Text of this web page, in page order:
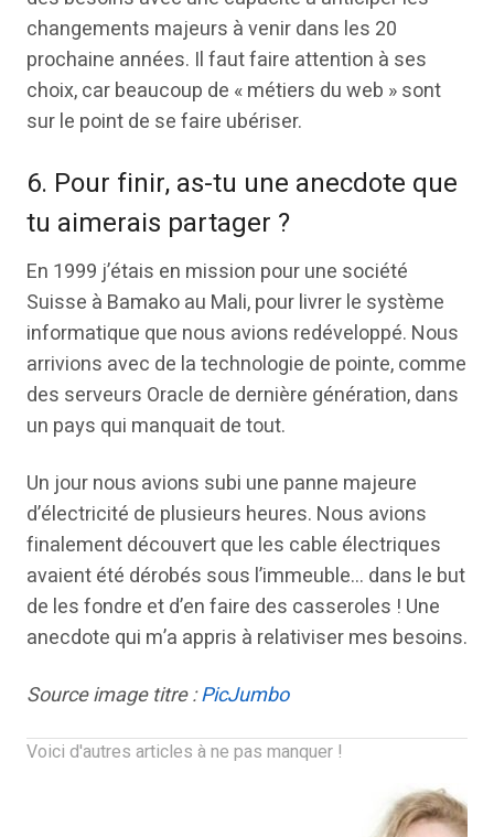
changements majeurs à venir dans les 20
prochaine années. Il faut faire attention à ses
choix, car beaucoup de « métiers du web » sont
sur le point de se faire ubériser.
6. Pour finir, as-tu une anecdote que
tu aimerais partager ?
En 1999 j’étais en mission pour une société
Suisse à Bamako au Mali, pour livrer le système
informatique que nous avions redéveloppé. Nous
arrivions avec de la technologie de pointe, comme
des serveurs Oracle de dernière génération, dans
un pays qui manquait de tout.
Un jour nous avions subi une panne majeure
d’électricité de plusieurs heures. Nous avions
finalement découvert que les cable électriques
avaient été dérobés sous l’immeuble… dans le but
de les fondre et d’en faire des casseroles ! Une
anecdote qui m’a appris à relativiser mes besoins.
Source image titre :PicJumbo
Voici d'autres articles à ne pas manquer !